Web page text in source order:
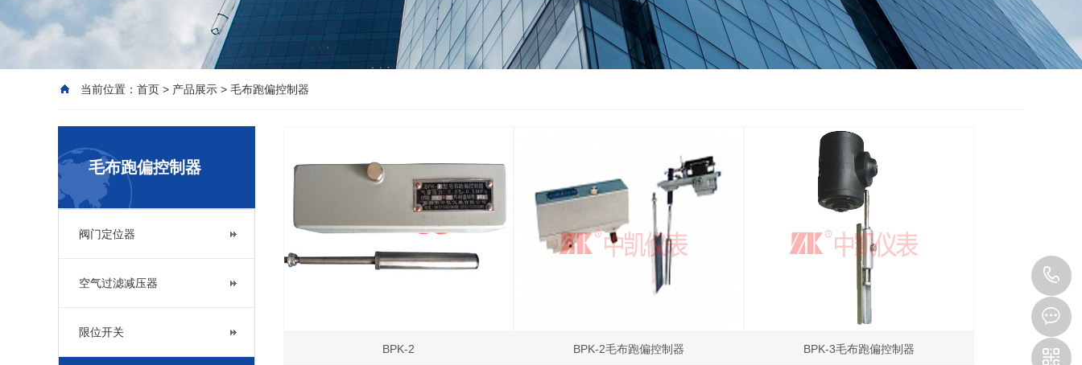
当前位置： 首页 > 产品展示 > 毛布跑偏控制器
毛布跑偏控制器
阀门定位器
空气过滤减压器
限位开关
BPK-2 BPK-2毛布跑偏控制器 BPK-3毛布跑偏控制器